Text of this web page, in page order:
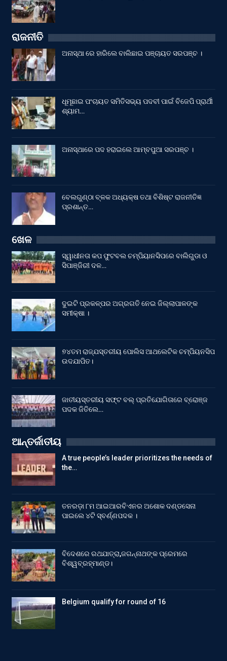
ରାଜନୀତି
ଅନାସ୍ଥା ରେ ହାରିଲେ ବାଲିଛାଇ ପଞ୍ଚାୟତ ସରପଞ୍ଚ ।
ଧୂମୂଛାଇ ପଂଚାୟତ ସମିତିସଭ୍ୟ ପଦବୀ ପାଇଁ ବିଜେପି ପ୍ରାର୍ଥୀ
ଶ୍ୟାମ…
ଅନାସ୍ଥାରେ ପଦ ହରାଇଲେ ଆମ୍ବପୁଆ ସରପଞ୍ଚ ।
ବେଲଗୁଣ୍ଠା ବ୍ଳକ ଅଧ୍ୟକ୍ଷ ତଥା ବିଶିଷ୍ଟ ରାଜନୀତିଜ୍ଞ
ପ୍ରଶାନ୍ତ…
ଖେଳ
ସ୍ୱାଧୀନତା କପ ଫୁଟବଲ ଚମ୍ପିୟାନସିପରେ ବାଲିଗୁଡା ଓ
ସିପାଞ୍ଜିରୀ ଦଳ…
ଦୁଇଟି ପ୍ରକଳ୍ପର ଅଗ୍ରଗତି ନେଇ ଜିଲ୍ଲାପାଳଙ୍କ
ସମୀକ୍ଷା ।
୭୪ତମ ରାଜ୍ଯସ୍ତରୀୟ ପୋଲିସ ଆଥଲେଟିକ ଚମ୍ପିୟନସିପ
ଉଦଯାପିତ।
ଜାତୀୟସ୍ତରୀୟ ସଫ୍ଟ ବଲ୍ ପ୍ରତିଯୋଗିତାରେ ବ୍ରୋଞ୍ଜ
ପଦକ ଜିତିଲେ…
ଆନ୍ତର୍ଜାତୀୟ
A true people’s leader prioritizes the needs of
the…
ତନରଡ଼ା ୮ମ ଆଇଆରବିଏନର ଅଶୋକ ଦଣ୍ଡସେନା
ପାଇଲେ ୪ଟି ସ୍ବର୍ଣ୍ଣପଦକ ।
ବିଦେଶରେ ରଥଯାତ୍ରା,ଜଗନ୍ନାଥଙ୍କ ପ୍ରେମରେ
ବିଶ୍ୱବ୍ରହ୍ମାଣ୍ଡ।
Belgium qualify for round of 16